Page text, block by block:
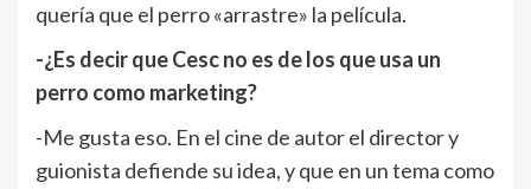
quería que el perro «arrastre» la película.
-¿Es decir que Cesc no es de los que usa un
perro como marketing?
-Me gusta eso. En el cine de autor el director y
guionista defiende su idea, y que en un tema como